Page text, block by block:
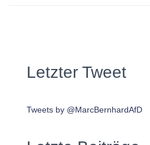
Letzter Tweet
Tweets by @MarcBernhardAfD